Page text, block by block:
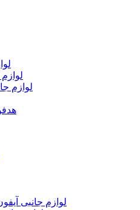
لوازم
لوازم جانبی آیفون 17